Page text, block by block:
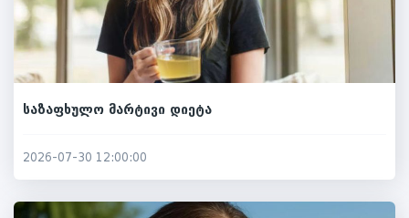
საზაფხულო მარტივი დიეტა
2026-07-30 12:00:00